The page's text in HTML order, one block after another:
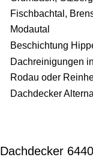
Fischbachtal,
Modautal
Beschichtung
Dachreinigungen
Rodau oder
Dachdecker
Dachdecker